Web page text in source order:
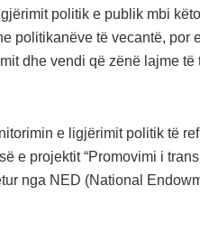
politik e publik mbi
politikanëve të vecantë, por
dhe vendi që zënë lajme
e ligjërimit politik të
e projektit “Promovimi i
nga NED (National